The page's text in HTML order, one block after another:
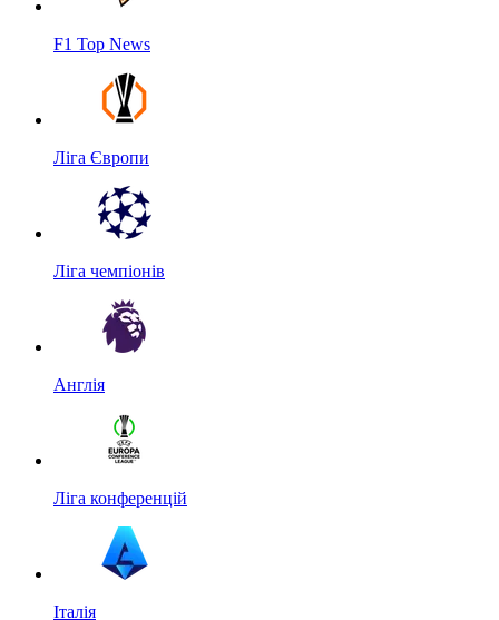
F1 Top News
Ліга Європи
Ліга чемпіонів
Англія
Ліга конференцій
Італія